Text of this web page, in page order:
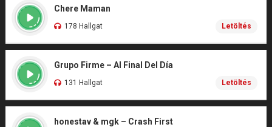
Chere Maman
178 Hallgat Letöltés
Grupo Firme – Al Final Del Día
131 Hallgat Letöltés
honestav & mgk – Crash First